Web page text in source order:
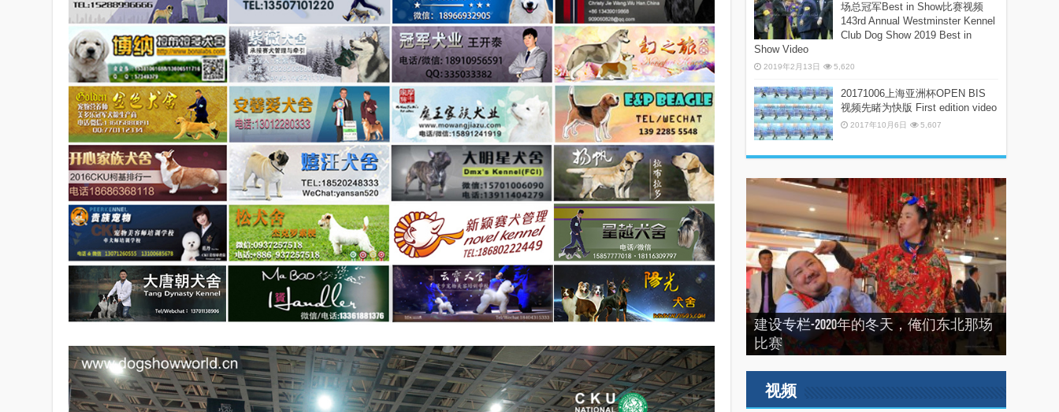
场总冠军Best in Show比赛视频
143rd Annual Westminster Kennel
Club Dog Show 2019 Best in
Show Video
2019年2月13日 5,620
20171006上海亚洲杯OPEN BIS
视频先睹为快版 First edition video
2017年10月6日 5,607
2022来了，我们又长大了一岁
建设专栏-2020年的冬天，俺们东北那场
比赛
“震”撼之旅——2019印尼犬展之行
（INDONEISA WINNER SHOW 2019）
建设专栏-2019刚过一半，但是好像已经
结束了。
2019美国143届西敏寺犬展随笔（三）
视频